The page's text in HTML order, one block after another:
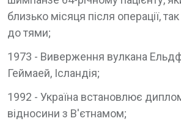
близько місяця після операції,
до тями;
1973 - Виверження вулкана
Геймаей, Ісландія;
1992 - Україна встановлює
відносини з В'єтнамом;